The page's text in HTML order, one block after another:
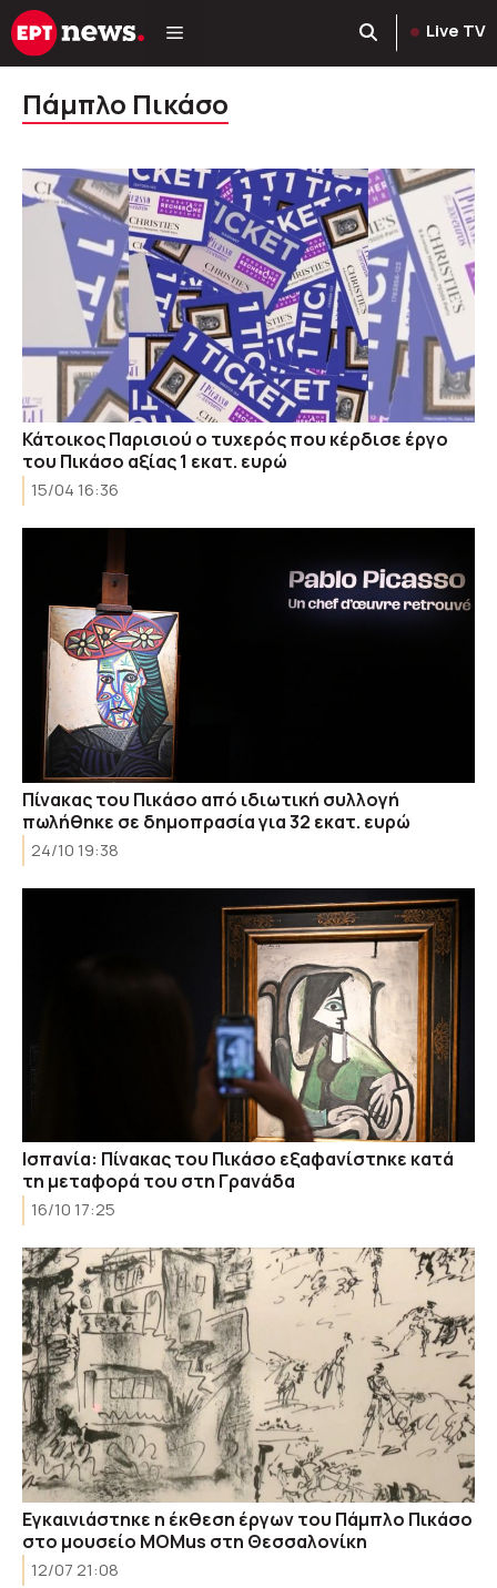
Μετάβαση
σε
Live TV
Πάμπλο Πικάσο
Κάτοικος Παρισιού ο τυχερός που κέρδισε έργο
του Πικάσο αξίας 1 εκατ. ευρώ
15/04 16:36
Πίνακας του Πικάσο από ιδιωτική συλλογή
πωλήθηκε σε δημοπρασία για 32 εκατ. ευρώ
24/10 19:38
Ισπανία: Πίνακας του Πικάσο εξαφανίστηκε κατά
τη μεταφορά του στη Γρανάδα
16/10 17:25
Εγκαινιάστηκε η έκθεση έργων του Πάμπλο Πικάσο
στο μουσείο MOMus στη Θεσσαλονίκη
12/07 21:08